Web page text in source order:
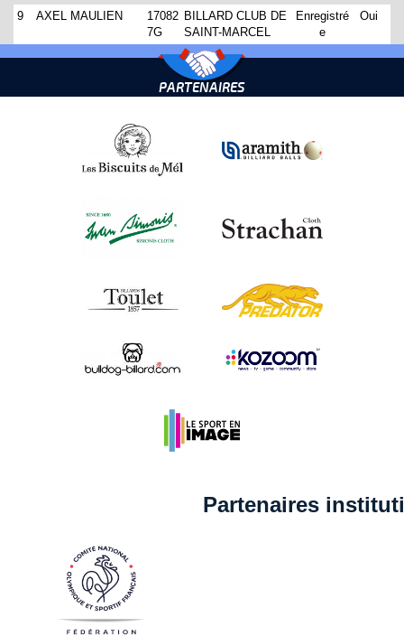
9 AXEL MAULIEN
17082
7G
BILLARD CLUB DE
SAINT-MARCEL
Enregistré
e
Oui
PARTENAIRES
Partenaires